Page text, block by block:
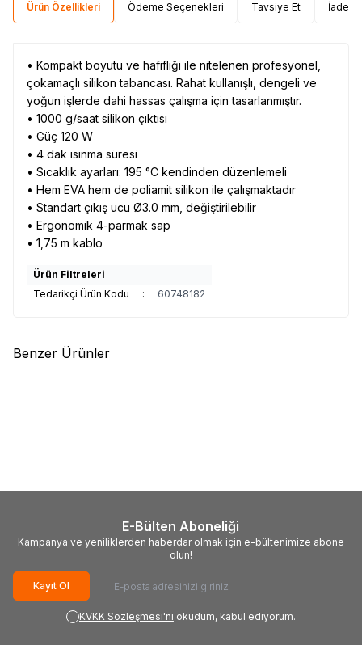
Ürün Özellikleri Ödeme Seçenekleri Tavsiye Et İade
• Kompakt boyutu ve hafifliği ile nitelenen profesyonel,
çokamaçlı silikon tabancası. Rahat kullanışlı, dengeli ve
yoğun işlerde dahi hassas çalışma için tasarlanmıştır.
• 1000 g/saat silikon çıktısı
• Güç 120 W
• 4 dak ısınma süresi
• Sıcaklık ayarları: 195 °C kendinden düzenlemeli
• Hem EVA hem de poliamit silikon ile çalışmaktadır
• Standart çıkış ucu Ø3.0 mm, değiştirilebilir
• Ergonomik 4-parmak sap
• 1,75 m kablo
Ürün Filtreleri
Tedarikçi Ürün Kodu
: 60748182
Benzer Ürünler
E-Bülten Aboneliği
Kampanya ve yeniliklerden haberdar olmak için e-bültenimize abone
olun!
Kayıt Ol
KVKK Sözleşmesi'ni okudum, kabul ediyorum.